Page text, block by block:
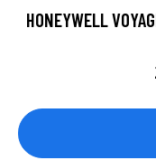
HONEYWELL